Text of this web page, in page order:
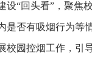
设“回头看”，聚焦
是否有吸烟行为
校园控烟工作，引